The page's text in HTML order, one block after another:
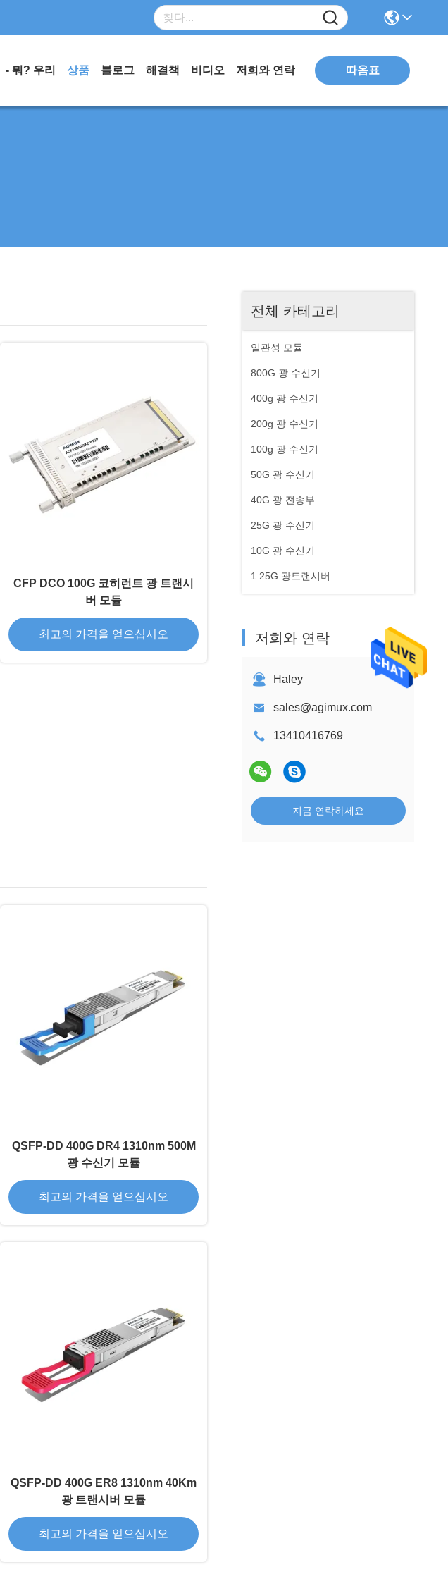
- 뭐? 우리 상품 블로그 해결책 비디오 저희와 연락 따옴표
전체 카테고리
일관성 모듈
800G 광 수신기
400g 광 수신기
200g 광 수신기
100g 광 수신기
50G 광 수신기
40G 광 전송부
25G 광 수신기
10G 광 수신기
1.25G 광트랜시버
저희와 연락
Haley
sales@agimux.com
13410416769
지금 연락하세요
CFP DCO 100G 코히런트 광 트랜시
버 모듈
최고의 가격을 얻으십시오
QSFP-DD 400G DR4 1310nm 500M
광 수신기 모듈
최고의 가격을 얻으십시오
QSFP-DD 400G ER8 1310nm 40Km
광 트랜시버 모듈
최고의 가격을 얻으십시오